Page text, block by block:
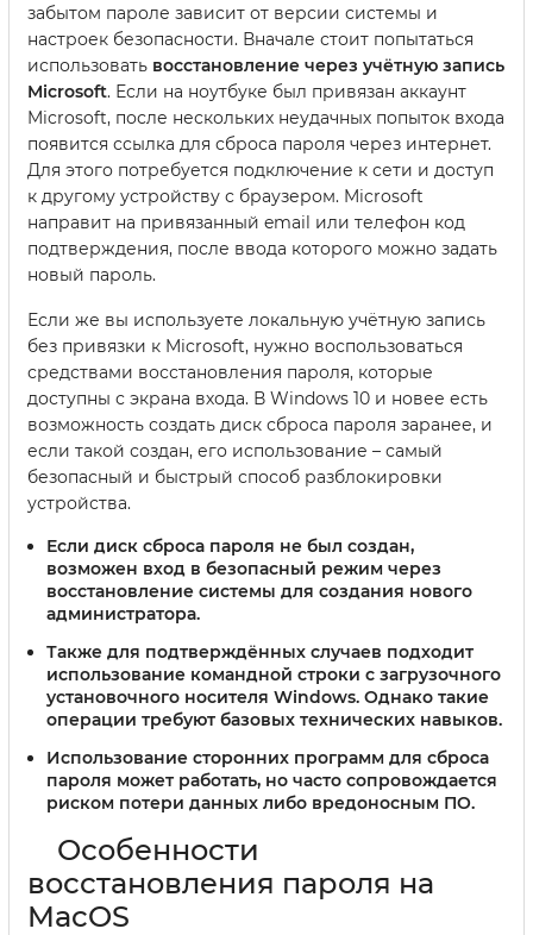
забытом пароле зависит от версии системы и
настроек безопасности. Вначале стоит попытаться
использовать восстановление через учётную запись
Microsoft. Если на ноутбуке был привязан аккаунт
Microsoft, после нескольких неудачных попыток входа
появится ссылка для сброса пароля через интернет.
Для этого потребуется подключение к сети и доступ
к другому устройству с браузером. Microsoft
направит на привязанный email или телефон код
подтверждения, после ввода которого можно задать
новый пароль.
Если же вы используете локальную учётную запись
без привязки к Microsoft, нужно воспользоваться
средствами восстановления пароля, которые
доступны с экрана входа. В Windows 10 и новее есть
возможность создать диск сброса пароля заранее, и
если такой создан, его использование – самый
безопасный и быстрый способ разблокировки
устройства.
Если диск сброса пароля не был создан,
возможен вход в безопасный режим через
восстановление системы для создания нового
администратора.
Также для подтверждённых случаев подходит
использование командной строки с загрузочного
установочного носителя Windows. Однако такие
операции требуют базовых технических навыков.
Использование сторонних программ для сброса
пароля может работать, но часто сопровождается
риском потери данных либо вредоносным ПО.
Особенности
восстановления пароля на
MacOS